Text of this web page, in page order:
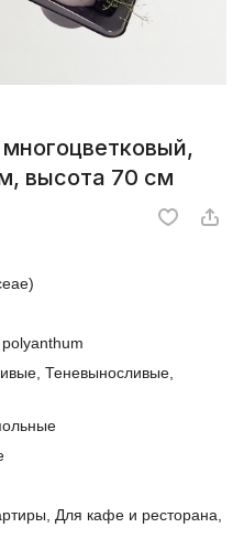
высота 70 см
Теневыносливые,
Для кафе и ресторана,